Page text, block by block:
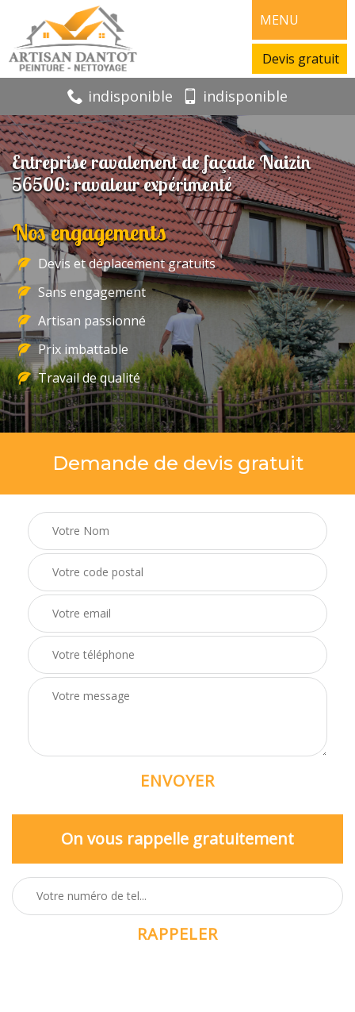
MENU
Devis gratuit
indisponible indisponible
Entreprise ravalement de façade Naizin
56500: ravaleur expérimenté
Nos engagements
Devis et déplacement gratuits
Sans engagement
Artisan passionné
Prix imbattable
Travail de qualité
Demande de devis gratuit
On vous rappelle gratuitement